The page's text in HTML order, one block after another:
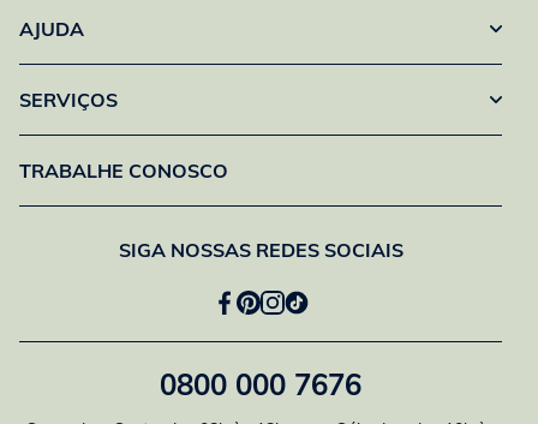
AJUDA
SERVIÇOS
TRABALHE CONOSCO
SIGA NOSSAS REDES SOCIAIS
0800 000 7676